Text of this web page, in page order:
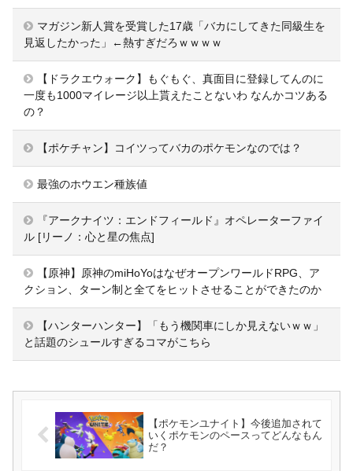
マガジン新人賞を受賞した17歳「バカにしてきた同級生を
見返したかった」←熱すぎだろｗｗｗｗ
【ドラクエウォーク】もぐもぐ、真面目に登録してんのに
一度も1000マイレージ以上貰えたことないわ なんかコツある
の？
【ポケチャン】コイツってバカのポケモンなのでは？
最強のホウエン種族値
『アークナイツ：エンドフィールド』オペレーターファイ
ル [リーノ：心と星の焦点]
【原神】原神のmiHoYoはなぜオープンワールドRPG、ア
クション、ターン制と全てをヒットさせることができたのか
【ハンターハンター】「もう機関車にしか見えないｗｗ」
と話題のシュールすぎるコマがこちら
【ポケモンユナイト】今後追加されて
いくポケモンのペースってどんなもん
だ？